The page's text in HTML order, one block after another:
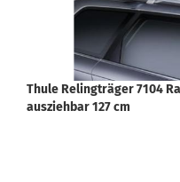
Thule Relingträger 7104
ausziehbar 127 cm